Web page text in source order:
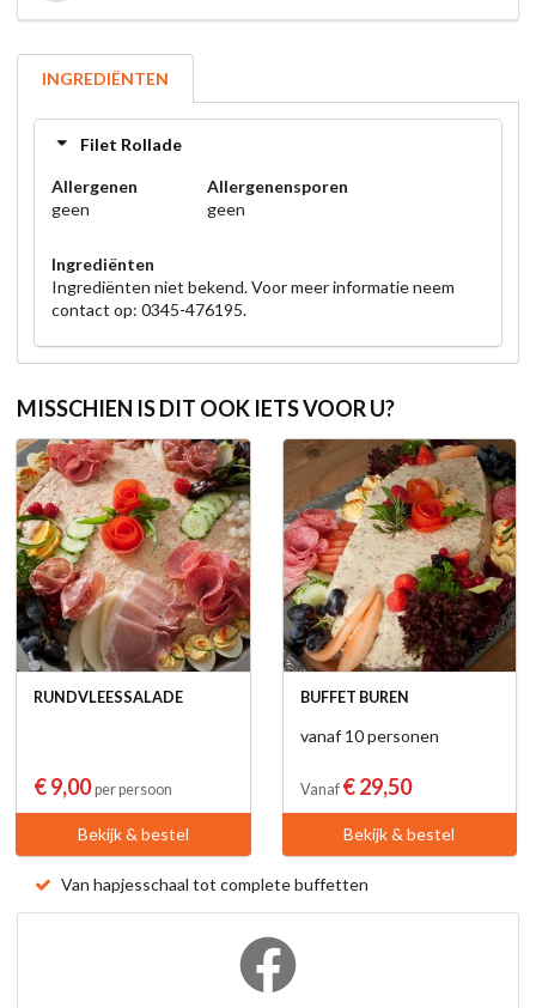
INGREDIËNTEN
Filet Rollade
Allergenen
geen
Allergenensporen
geen
Ingrediënten
Ingrediënten niet bekend. Voor meer informatie neem
contact op: 0345-476195.
MISSCHIEN IS DIT OOK IETS VOOR U?
RUNDVLEESSALADE
€ 9,00per persoon
Bekijk & bestel
BUFFET BUREN
vanaf 10 personen
Vanaf € 29,50
Bekijk & bestel
Van hapjesschaal tot complete buffetten